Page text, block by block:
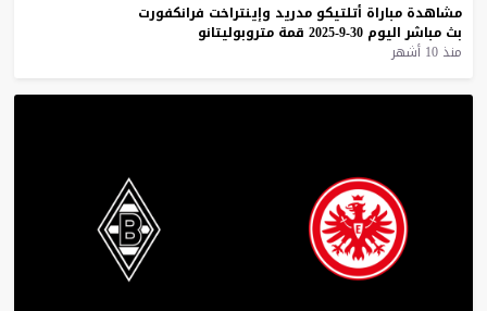
مشاهدة مباراة أتلتيكو مدريد وإينتراخت فرانكفورت
بث مباشر اليوم 30-9-2025 قمة متروبوليتانو
منذ 10 أشهر